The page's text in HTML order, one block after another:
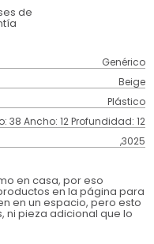
de
Genérico
Beige
Plástico
38 Ancho: 12 Profundidad: 12
,3025
en casa, por eso
en la página para
en un espacio, pero esto
ni pieza adicional que lo